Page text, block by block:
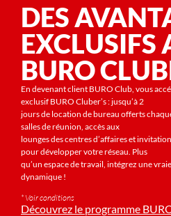
DES
EXCLUSIFS
BURO
En devenant client BURO Club, vous
exclusif BURO Cluber’s : jusqu’à 2
jours de location de bureau offerts
salles de réunion, accès aux
lounges des centres d’affaires et
pour développer votre réseau. Plus
qu’un espace de travail, intégrez une
dynamique !
* Voir conditions
Découvrez le programme